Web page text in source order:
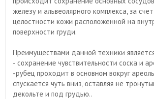
железу и альвеолярного комплекса, за
целостности кожи расположенной на
поверхности груди.
Преимуществами данной техники
- сохранение чувствительности соска и
-рубец проходит в основном вокруг
спускается чуть вниз, оставляя не
декольте и под грудью..